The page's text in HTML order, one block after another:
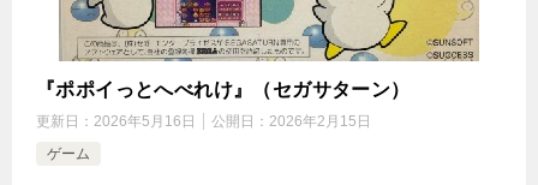
『ポポイっとへべれけ』（セガサターン）
更新日： 2026年5月16日 公開日： 2026年2月15日
ゲーム